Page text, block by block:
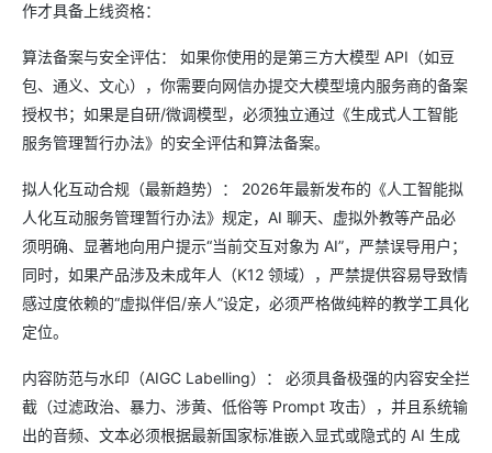
作才具备上线资格：
算法备案与安全评估： 如果你使用的是第三方大模型 API（如豆
包、通义、文心），你需要向网信办提交大模型境内服务商的备案
授权书；如果是自研/微调模型，必须独立通过《生成式人工智能
服务管理暂行办法》的安全评估和算法备案。
拟人化互动合规（最新趋势）： 2026年最新发布的《人工智能拟
人化互动服务管理暂行办法》规定，AI 聊天、虚拟外教等产品必
须明确、显著地向用户提示“当前交互对象为 AI”，严禁误导用户；
同时，如果产品涉及未成年人（K12 领域），严禁提供容易导致情
感过度依赖的“虚拟伴侣/亲人”设定，必须严格做纯粹的教学工具化
定位。
内容防范与水印（AIGC Labelling）： 必须具备极强的内容安全拦
截（过滤政治、暴力、涉黄、低俗等 Prompt 攻击），并且系统输
出的音频、文本必须根据最新国家标准嵌入显式或隐式的 AI 生成